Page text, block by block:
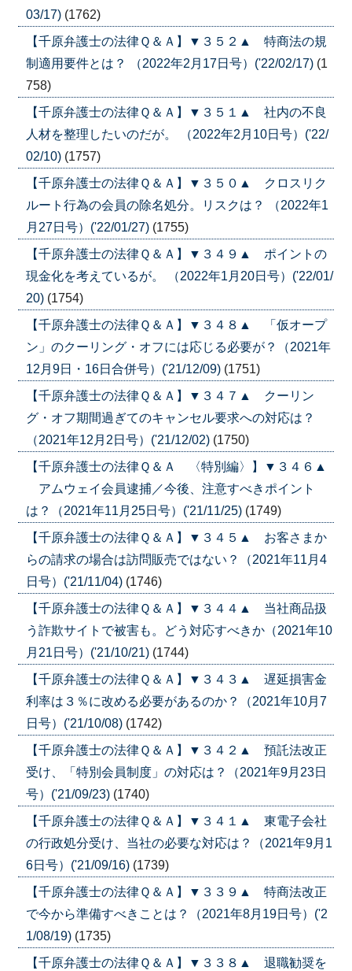
03/17) (1762)
【千原弁護士の法律Ｑ＆Ａ】▼３５２▲ 特商法の規
制適用要件とは？ （2022年2月17日号）('22/02/17) (1
758)
【千原弁護士の法律Ｑ＆Ａ】▼３５１▲ 社内の不良
人材を整理したいのだが。 （2022年2月10日号）('22/
02/10) (1757)
【千原弁護士の法律Ｑ＆Ａ】▼３５０▲ クロスリク
ルート行為の会員の除名処分。リスクは？ （2022年1
月27日号）('22/01/27) (1755)
【千原弁護士の法律Ｑ＆Ａ】▼３４９▲ ポイントの
現金化を考えているが。 （2022年1月20日号）('22/01/
20) (1754)
【千原弁護士の法律Ｑ＆Ａ】▼３４８▲ 「仮オープ
ン」のクーリング・オフには応じる必要が？（2021年
12月9日・16日合併号）('21/12/09) (1751)
【千原弁護士の法律Ｑ＆Ａ】▼３４７▲ クーリン
グ・オフ期間過ぎてのキャンセル要求への対応は？
（2021年12月2日号）('21/12/02) (1750)
【千原弁護士の法律Ｑ＆Ａ 〈特別編〉】▼３４６▲
アムウェイ会員逮捕／今後、注意すべきポイント
は？（2021年11月25日号）('21/11/25) (1749)
【千原弁護士の法律Ｑ＆Ａ】▼３４５▲ お客さまか
らの請求の場合は訪問販売ではない？（2021年11月4
日号）('21/11/04) (1746)
【千原弁護士の法律Ｑ＆Ａ】▼３４４▲ 当社商品扱
う詐欺サイトで被害も。どう対応すべきか（2021年10
月21日号）('21/10/21) (1744)
【千原弁護士の法律Ｑ＆Ａ】▼３４３▲ 遅延損害金
利率は３％に改める必要があるのか？（2021年10月7
日号）('21/10/08) (1742)
【千原弁護士の法律Ｑ＆Ａ】▼３４２▲ 預託法改正
受け、「特別会員制度」の対応は？（2021年9月23日
号）('21/09/23) (1740)
【千原弁護士の法律Ｑ＆Ａ】▼３４１▲ 東電子会社
の行政処分受け、当社の必要な対応は？（2021年9月1
6日号）('21/09/16) (1739)
【千原弁護士の法律Ｑ＆Ａ】▼３３９▲ 特商法改正
で今から準備すべきことは？（2021年8月19日号）('2
1/08/19) (1735)
【千原弁護士の法律Ｑ＆Ａ】▼３３８▲ 退職勧奨を